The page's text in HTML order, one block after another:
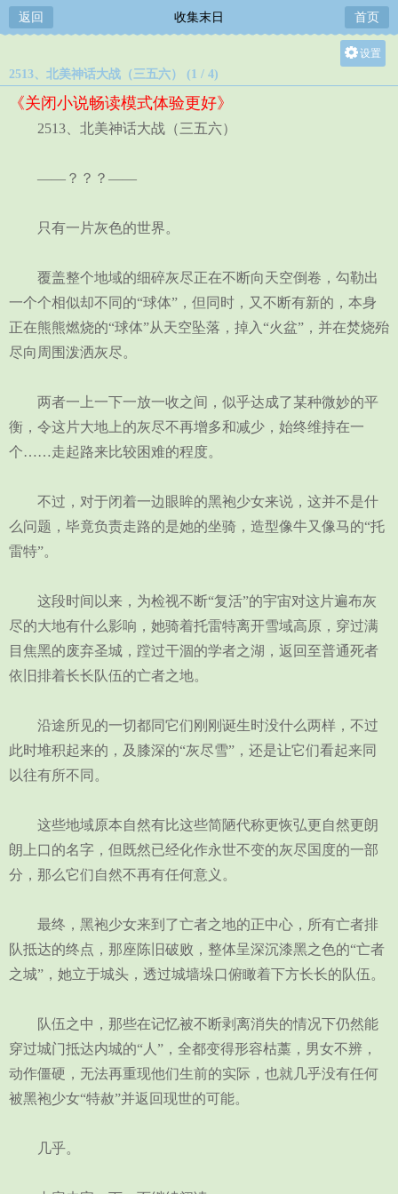
返回 收集末日 首页
设置
2513、北美神话大战（三五六） (1 / 4)
《关闭小说畅读模式体验更好》
2513、北美神话大战（三五六）
——？？？——
只有一片灰色的世界。
覆盖整个地域的细碎灰尽正在不断向天空倒卷，勾勒出
一个个相似却不同的“球体”，但同时，又不断有新的，本身
正在熊熊燃烧的“球体”从天空坠落，掉入“火盆”，并在焚烧殆
尽向周围泼洒灰尽。
两者一上一下一放一收之间，似乎达成了某种微妙的平
衡，令这片大地上的灰尽不再增多和减少，始终维持在一
个……走起路来比较困难的程度。
不过，对于闭着一边眼眸的黑袍少女来说，这并不是什
么问题，毕竟负责走路的是她的坐骑，造型像牛又像马的“托
雷特”。
这段时间以来，为检视不断“复活”的宇宙对这片遍布灰
尽的大地有什么影响，她骑着托雷特离开雪域高原，穿过满
目焦黑的废弃圣城，蹚过干涸的学者之湖，返回至普通死者
依旧排着长长队伍的亡者之地。
沿途所见的一切都同它们刚刚诞生时没什么两样，不过
此时堆积起来的，及膝深的“灰尽雪”，还是让它们看起来同
以往有所不同。
这些地域原本自然有比这些简陋代称更恢弘更自然更朗
朗上口的名字，但既然已经化作永世不变的灰尽国度的一部
分，那么它们自然不再有任何意义。
最终，黑袍少女来到了亡者之地的正中心，所有亡者排
队抵达的终点，那座陈旧破败，整体呈深沉漆黑之色的“亡者
之城”，她立于城头，透过城墙垛口俯瞰着下方长长的队伍。
队伍之中，那些在记忆被不断剥离消失的情况下仍然能
穿过城门抵达内城的“人”，全都变得形容枯藁，男女不辨，
动作僵硬，无法再重现他们生前的实际，也就几乎没有任何
被黑袍少女“特赦”并返回现世的可能。
几乎。